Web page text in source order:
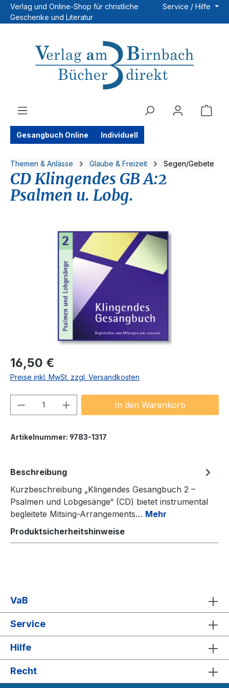
Zum Hauptinhalt springen
Verlag und Online-Shop für christliche
Geschenke und Literatur
Service / Hilfe
Gesangbuch Online Individuell
Themen & Anlässe Glaube & Freizeit Segen/Gebete
CD Klingendes GB A:2
Psalmen u. Lobg.
Bildergalerie überspringen
Regulärer Preis:
16,50 €
Preise inkl. MwSt. zzgl. Versandkosten
Produkt Anzahl: Gib denIn den Warenkorb
Artikelnummer: 9783-1317
Beschreibung
Kurzbeschreibung „Klingendes Gesangbuch 2 –
Psalmen und Lobgesänge“ (CD) bietet instrumental
begleitete Mitsing-Arrangements… Mehr
Produktsicherheitshinweise
VaB
Service
Hilfe
Recht